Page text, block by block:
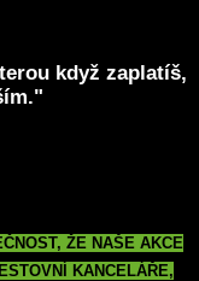
když zaplatíš,
ŽE NAŠE AKCE
KANCELÁŘE,